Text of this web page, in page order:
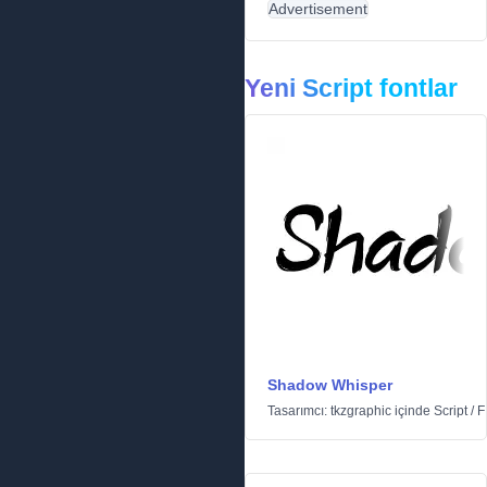
Advertisement
Yeni Script fontlar
Shadow Whisper
Tasarımcı: tkzgraphic içinde Script/